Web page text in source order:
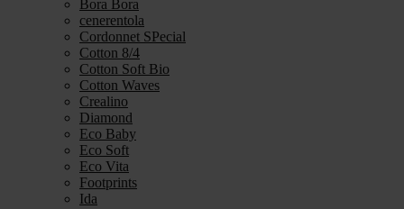
Bora Bora
cenerentola
Cordonnet SPecial
Cotton 8/4
Cotton Soft Bio
Cotton Waves
Crealino
Diamond
Eco Baby
Eco Soft
Eco Vita
Footprints
Ida